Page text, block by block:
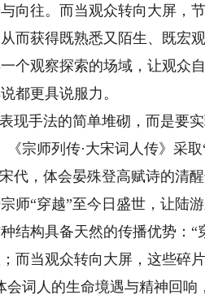
向往。而当观众转向大屏，
而获得既熟悉又陌生、既宏
个观察探索的场域，让观众
都更具说服力。
手法的简单堆砌，而是要实
《宗师列传·大宋词人传》采
代，体会晏殊登高赋诗的清
师“穿越”至今日盛世，让陆
结构具备天然的传播优势：
而当观众转向大屏，这些碎
会词人的生命境遇与精神回